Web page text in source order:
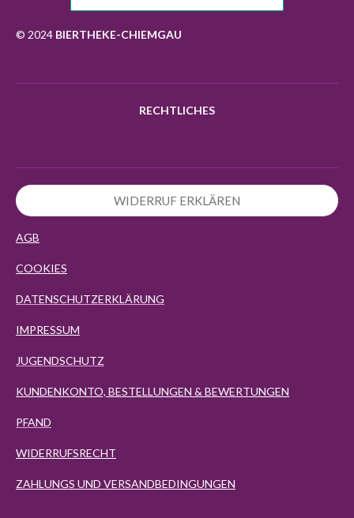
k
a
m
p
p
© 2024 BIERTHEKE-CHIEMGAU
RECHTLICHES
WIDERRUF ERKLÄREN
AGB
COOKIES
DATENSCHUTZERKLÄRUNG
IMPRESSUM
JUGENDSCHUTZ
KUNDENKONTO, BESTELLUNGEN & BEWERTUNGEN
PFAND
WIDERRUFSRECHT
ZAHLUNGS UND VERSANDBEDINGUNGEN